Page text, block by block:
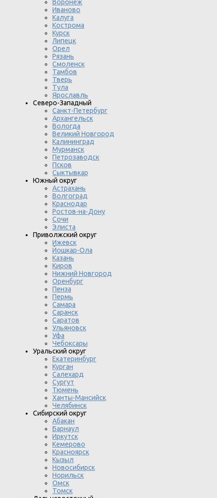
Воронеж
Иваново
Калуга
Кострома
Курск
Липецк
Орел
Рязань
Смоленск
Тамбов
Тверь
Тула
Ярославль
Северо-Западный
Санкт-Петербург
Архангельск
Вологда
Великий Новгород
Калининград
Мурманск
Петрозаводск
Псков
Сыктывкар
Южный округ
Астрахань
Волгоград
Краснодар
Ростов-на-Дону
Сочи
Элиста
Приволжский округ
Ижевск
Йошкар-Ола
Казань
Киров
Нижний Новгород
Оренбург
Пенза
Пермь
Самара
Саранск
Саратов
Ульяновск
Уфа
Чебоксары
Уральский округ
Екатеринбург
Курган
Салехард
Сургут
Тюмень
Ханты-Мансийск
Челябинск
Сибирский округ
Абакан
Барнаул
Иркутск
Кемерово
Красноярск
Кызыл
Новосибирск
Норильск
Омск
Томск